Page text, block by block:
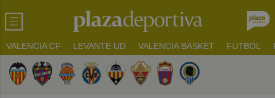
VALENCIA CF LEVANTE UD VALENCIA BASKET FUTBOL